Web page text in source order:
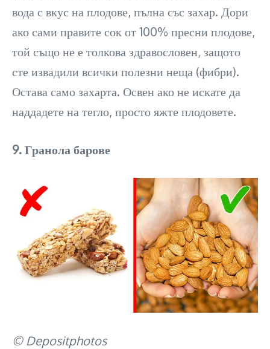
вода с вкус на плодове, пълна със захар. Дори
ако сами правите сок от 100% пресни плодове,
той също не е толкова здравословен, защото
сте извадили всички полезни неща (фибри).
Остава само захарта. Освен ако не искате да
наддадете на тегло, просто яжте плодовете.
9. Гранола барове
© Depositphotos